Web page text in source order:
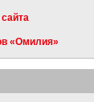
«Омилия»